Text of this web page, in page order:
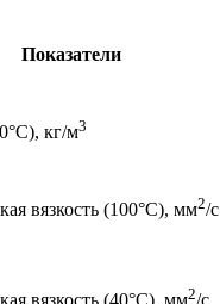
Показатели
кг/м3
вязкость (100°C), мм2/с
2